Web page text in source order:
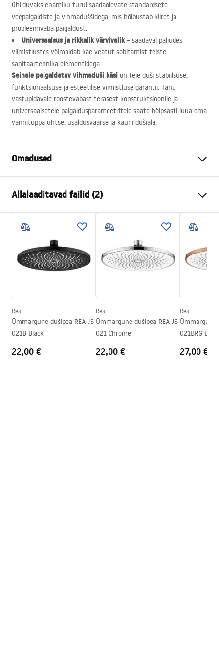
ühilduvaks enamiku turul saadaolevate standardsete
veepaigaldiste ja vihmaduššidega, mis hõlbustab kiiret ja
probleemivaba paigaldust.
Universaalsus ja rikkalik värvivalik– saadaval paljudes
viimistlustes võimaldab käe veatut sobitamist teiste
sanitaartehnika elementidega.
Seinale paigaldatav vihmaduši käsi on teie duši stabiilsuse,
funktsionaalsuse ja esteetilise viimistluse garantii. Tänu
vastupidavale roostevabast terasest konstruktsioonile ja
universaalsetele paigaldusparameetritele saate hõlpsasti luua oma
vannituppa ühtse, usaldusväärse ja kauni dušiala.
Omadused
Materjal
Paigaldusviis
Kruvitav
Laius
405
Kõrgus
28mm
Sügavus
30mm
Allalaaditavad failid (2)
Pielęgnacja.pdf
Garantiitingimused
Rea
Ümmargune dušipea REA JS-
021B Black
22,00 €
Rea
Ümmargune dušipea REA JS-
021 Chrome
22,00 €
Rea
Ümmargune
021BRG
27,00 €